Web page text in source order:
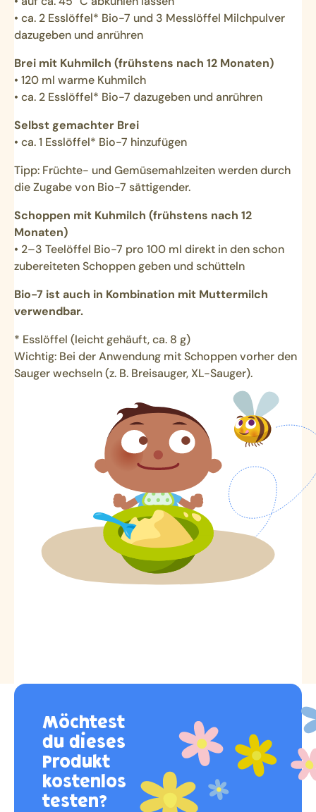
• ca. 2 Esslöffel* Bio-7 und 3 Messlöffel Milchpulver
dazugeben und anrühren
Brei mit Kuhmilch (frühstens nach 12 Monaten)
• 120 ml warme Kuhmilch
• ca. 2 Esslöffel* Bio-7 dazugeben und anrühren
Selbst gemachter Brei
• ca. 1 Esslöffel* Bio-7 hinzufügen
Tipp: Früchte- und Gemüsemahlzeiten werden durch
die Zugabe von Bio-7 sättigender.
Schoppen mit Kuhmilch (frühstens nach 12
Monaten)
• 2–3 Teelöffel Bio-7 pro 100 ml direkt in den schon
zubereiteten Schoppen geben und schütteln
Bio-7 ist auch in Kombination mit Muttermilch
verwendbar.
* Esslöffel (leicht gehäuft, ca. 8 g)
Wichtig: Bei der Anwendung mit Schoppen vorher den
Sauger wechseln (z. B. Breisauger, XL-Sauger).
Möchtest
du dieses
Produkt
kostenlos
testen?